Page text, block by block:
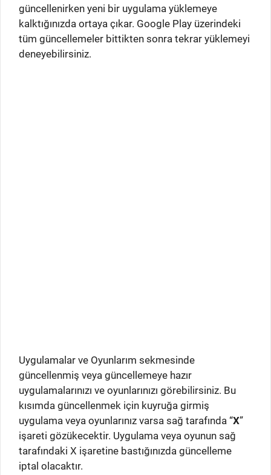
güncellenirken yeni bir uygulama yüklemeye
kalktığınızda ortaya çıkar. Google Play üzerindeki
tüm güncellemeler bittikten sonra tekrar yüklemeyi
deneyebilirsiniz.
Uygulamalar ve Oyunlarım sekmesinde
güncellenmiş veya güncellemeye hazır
uygulamalarınızı ve oyunlarınızı görebilirsiniz. Bu
kısımda güncellenmek için kuyruğa girmiş
uygulama veya oyunlarınız varsa sağ tarafında “X”
işareti gözükecektir. Uygulama veya oyunun sağ
tarafındaki X işaretine bastığınızda güncelleme
iptal olacaktır.